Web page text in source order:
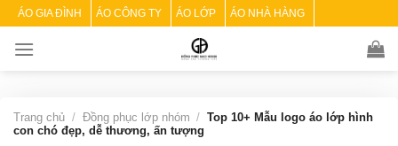
Skip
content
ÁO GIA ĐÌNH ÁO CÔNG TY ÁO LỚP ÁO NHÀ HÀNG
Trang chủ / Đồng phục lớp nhóm / Top 10+ Mẫu logo áo lớp hình
con chó đẹp, dễ thương, ấn tượng